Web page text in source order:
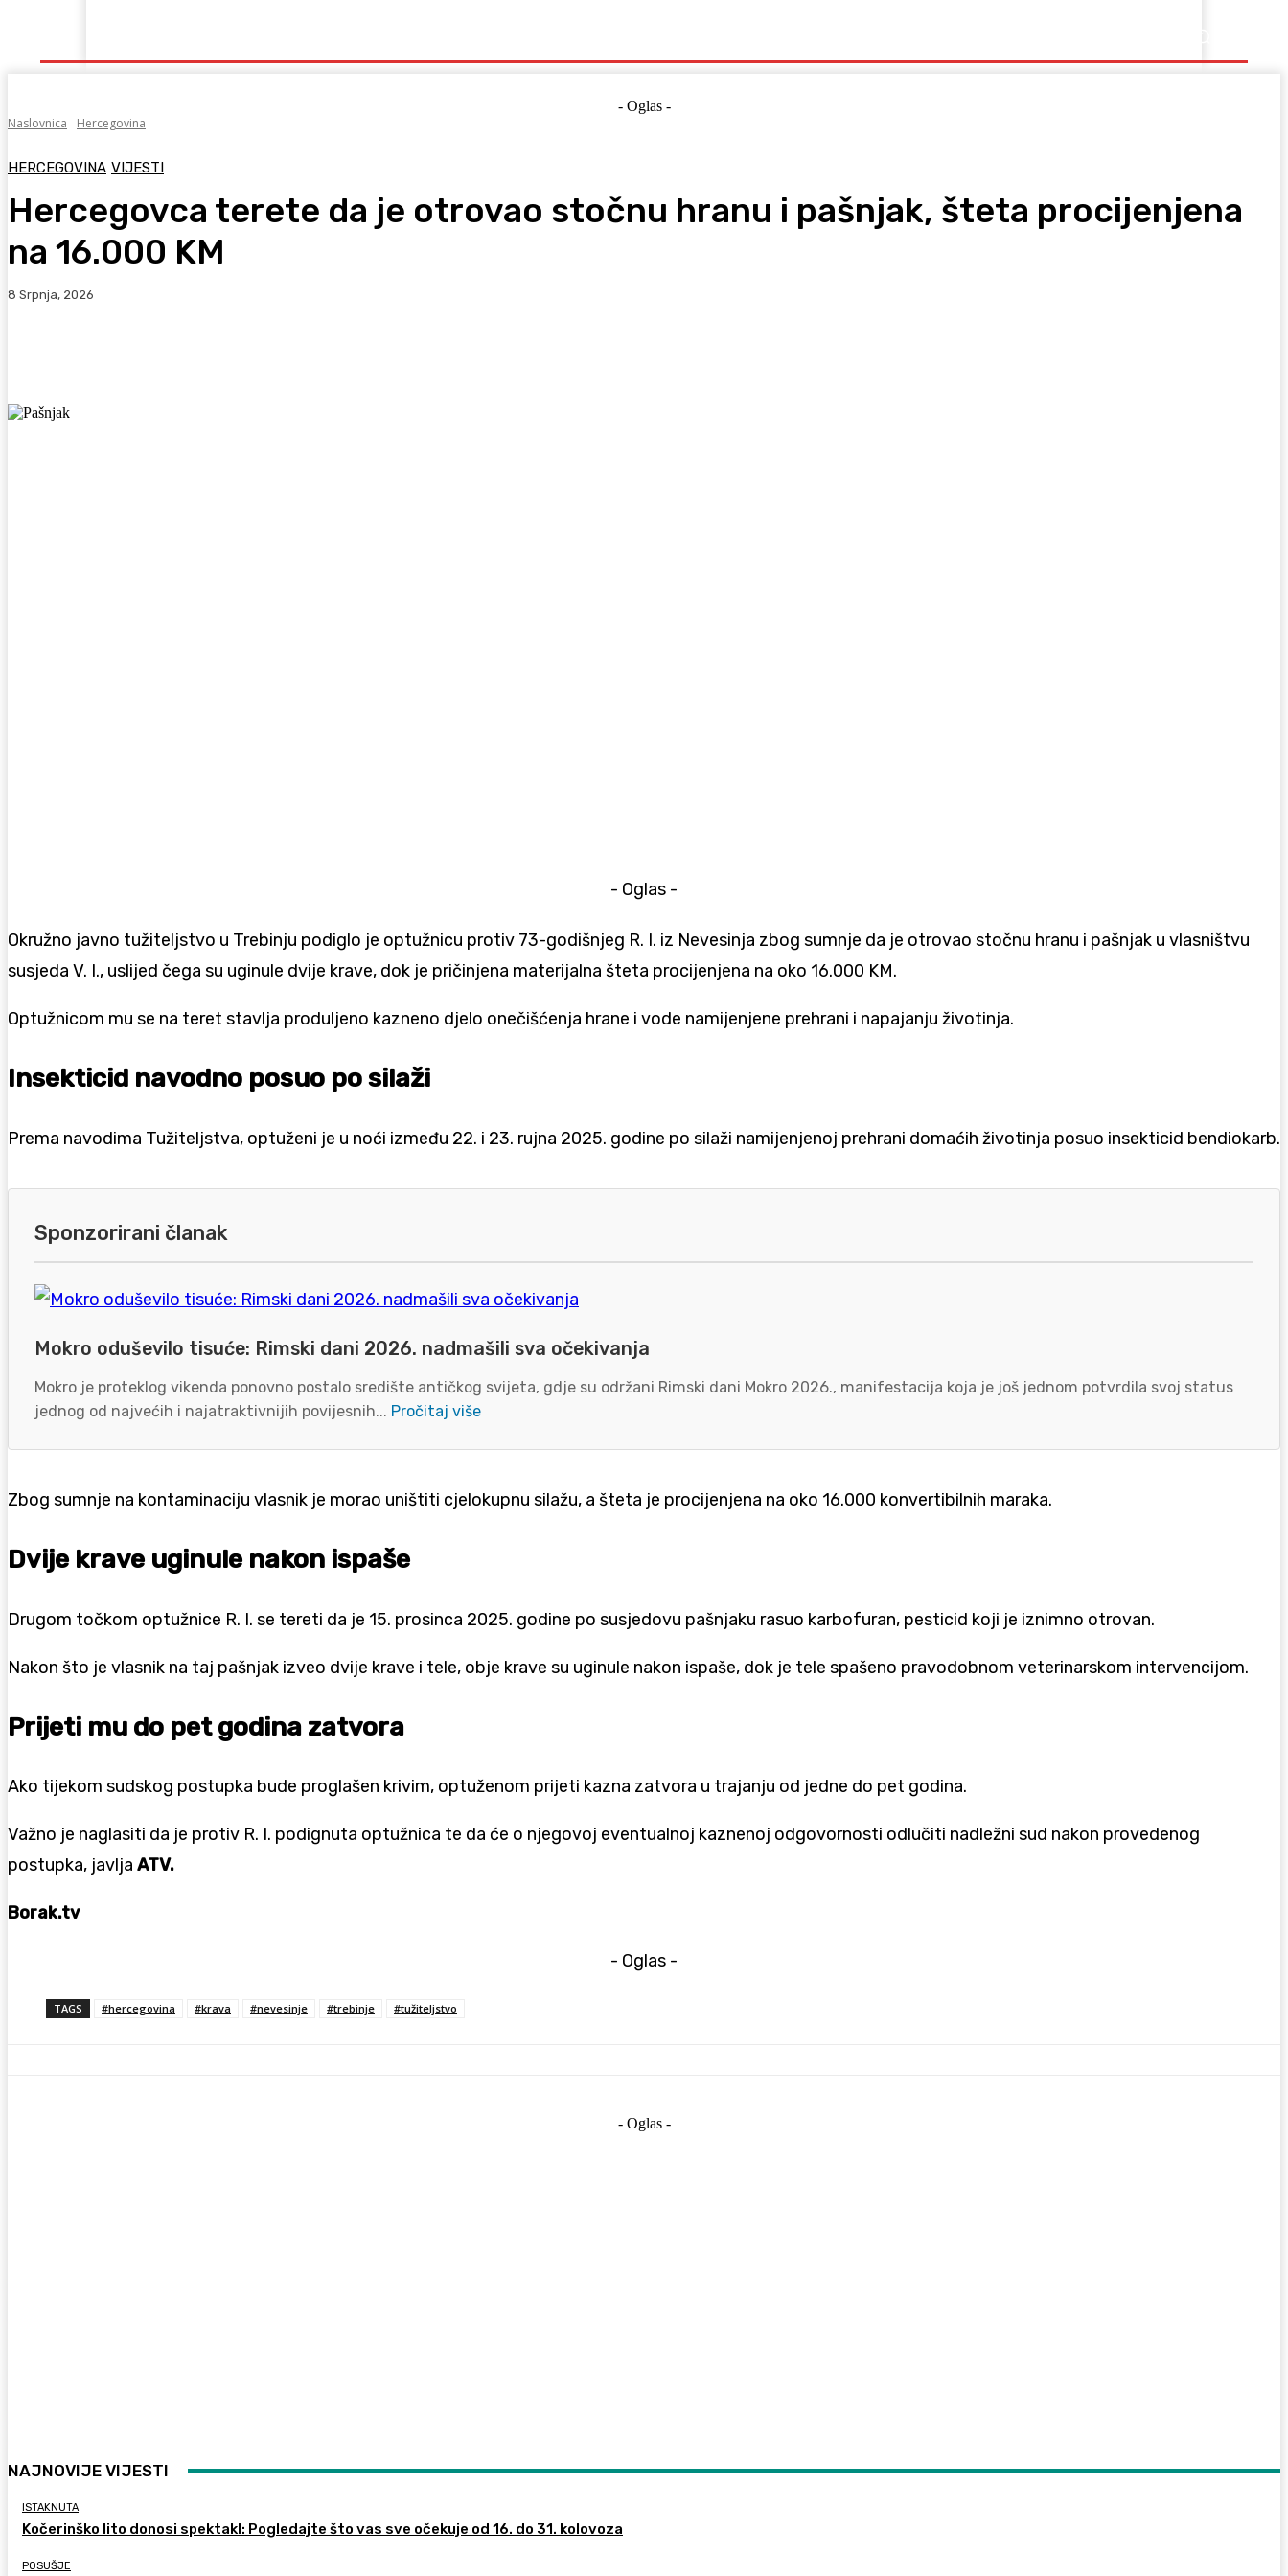
- Oglas -
Naslovnica
Hercegovina
HERCEGOVINA VIJESTI
Hercegovca terete da je otrovao stočnu hranu i pašnjak, šteta procijenjena
na 16.000 KM
8 Srpnja, 2026
- Oglas -
Okružno javno tužiteljstvo u Trebinju podiglo je optužnicu protiv 73-godišnjeg R. I. iz Nevesinja zbog sumnje da je otrovao stočnu hranu i pašnjak u vlasništvu
susjeda V. I., uslijed čega su uginule dvije krave, dok je pričinjena materijalna šteta procijenjena na oko 16.000 KM.
Optužnicom mu se na teret stavlja produljeno kazneno djelo onečišćenja hrane i vode namijenjene prehrani i napajanju životinja.
Insekticid navodno posuo po silaži
Prema navodima Tužiteljstva, optuženi je u noći između 22. i 23. rujna 2025. godine po silaži namijenjenoj prehrani domaćih životinja posuo insekticid bendiokarb.
Sponzorirani članak
Mokro oduševilo tisuće: Rimski dani 2026. nadmašili sva očekivanja
Mokro je proteklog vikenda ponovno postalo središte antičkog svijeta, gdje su održani Rimski dani Mokro 2026., manifestacija koja je još jednom potvrdila svoj status
jednog od najvećih i najatraktivnijih povijesnih... Pročitaj više
Zbog sumnje na kontaminaciju vlasnik je morao uništiti cjelokupnu silažu, a šteta je procijenjena na oko 16.000 konvertibilnih maraka.
Dvije krave uginule nakon ispaše
Drugom točkom optužnice R. I. se tereti da je 15. prosinca 2025. godine po susjedovu pašnjaku rasuo karbofuran, pesticid koji je iznimno otrovan.
Nakon što je vlasnik na taj pašnjak izveo dvije krave i tele, obje krave su uginule nakon ispaše, dok je tele spašeno pravodobnom veterinarskom intervencijom.
Prijeti mu do pet godina zatvora
Ako tijekom sudskog postupka bude proglašen krivim, optuženom prijeti kazna zatvora u trajanju od jedne do pet godina.
Važno je naglasiti da je protiv R. I. podignuta optužnica te da će o njegovoj eventualnoj kaznenoj odgovornosti odlučiti nadležni sud nakon provedenog
postupka, javlja ATV.
Borak.tv
- Oglas -
TAGS #hercegovina #krava #nevesinje #trebinje #tužiteljstvo
- Oglas -
NAJNOVIJE VIJESTI
ISTAKNUTA
Kočerinško lito donosi spektakl: Pogledajte što vas sve očekuje od 16. do 31. kolovoza
POSUŠJE